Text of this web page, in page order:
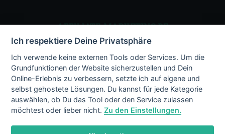
AFFILIATE-MARKETING.DE
Impressum
Kontakt
Datenschutz
Ich respektiere Deine Privatsphäre
Ich verwende keine externen Tools oder Services. Um die
Grundfunktionen der Website sicherzustellen und Dein
Online-Erlebnis zu verbessern, setzte ich auf eigene und
selbst gehostete Lösungen. Du kannst für jede Kategorie
auswählen, ob Du das Tool oder den Service zulassen
möchtest oder lieber nicht.Zu den Einstellungen.